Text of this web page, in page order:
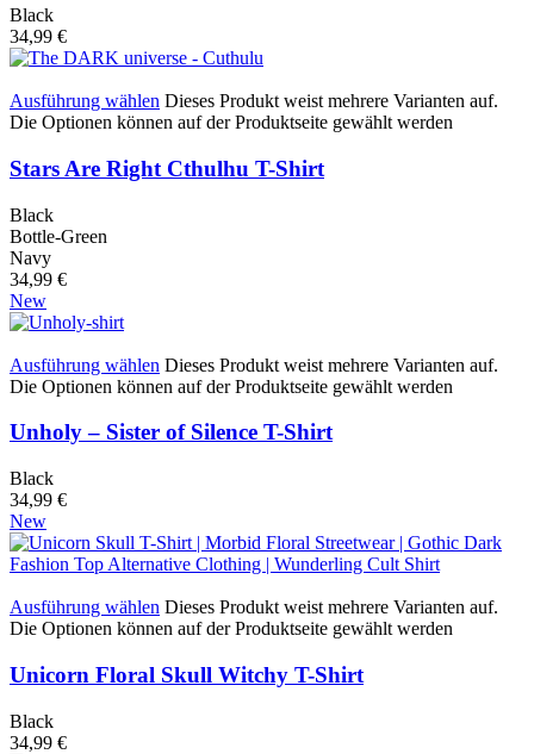
Black
34,99 €
Ausführung wählen Dieses Produkt weist mehrere Varianten auf.
Die Optionen können auf der Produktseite gewählt werden
Stars Are Right Cthulhu T-Shirt
Black
Bottle-Green
Navy
34,99 €
New
Ausführung wählen Dieses Produkt weist mehrere Varianten auf.
Die Optionen können auf der Produktseite gewählt werden
Unholy – Sister of Silence T-Shirt
Black
34,99 €
New
Ausführung wählen Dieses Produkt weist mehrere Varianten auf.
Die Optionen können auf der Produktseite gewählt werden
Unicorn Floral Skull Witchy T-Shirt
Black
34,99 €